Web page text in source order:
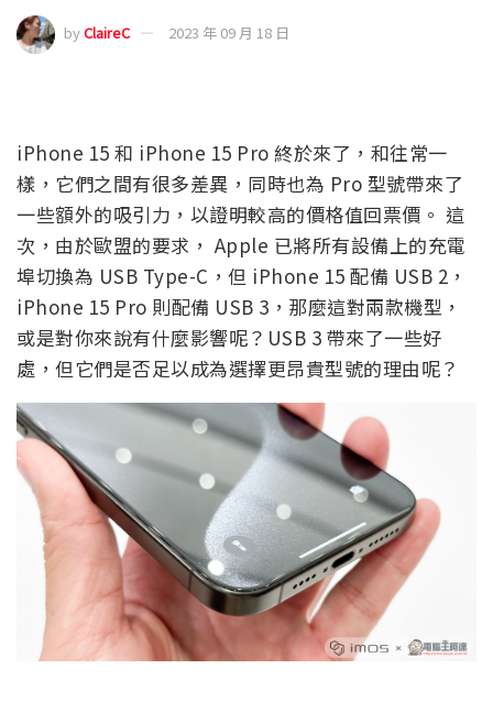
byClaireC 2023 年 09 月 18 日
iPhone 15 和 iPhone 15 Pro 終於來了，和往常一
樣，它們之間有很多差異，同時也為 Pro 型號帶來了
一些額外的吸引力，以證明較高的價格值回票價。 這
次，由於歐盟的要求， Apple 已將所有設備上的充電
埠切換為 USB Type-C，但 iPhone 15 配備 USB 2，
iPhone 15 Pro 則配備 USB 3，那麼這對兩款機型，
或是對你來說有什麼影響呢？USB 3 帶來了一些好
處，但它們是否足以成為選擇更昂貴型號的理由呢？